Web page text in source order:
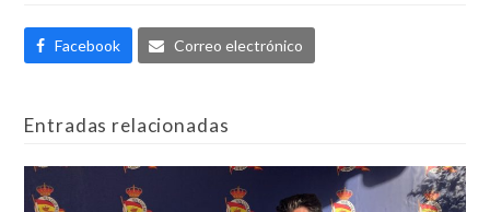
Facebook Correo electrónico
Entradas relacionadas